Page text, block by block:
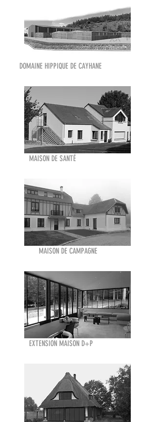
DOMAINE HIPPIQUE DE CAYHANE
MAISON DE SANTÉ
MAISON DE CAMPAGNE
EXTENSION MAISON D+P